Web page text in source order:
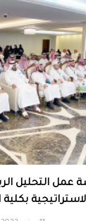
عمل التحليل